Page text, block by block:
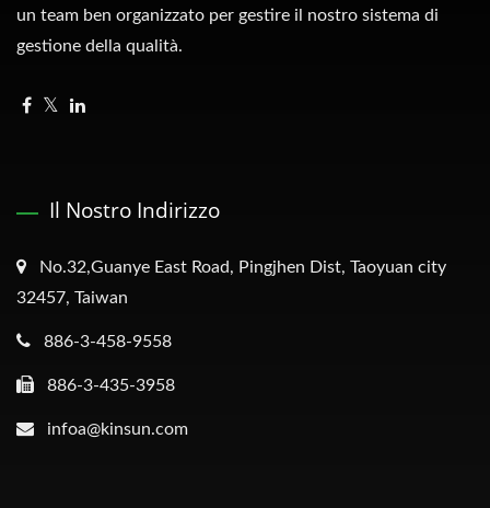
un team ben organizzato per gestire il nostro sistema di
gestione della qualità.
Il Nostro Indirizzo
No.32,Guanye East Road, Pingjhen Dist, Taoyuan city
32457, Taiwan
886-3-458-9558
886-3-435-3958
infoa@kinsun.com